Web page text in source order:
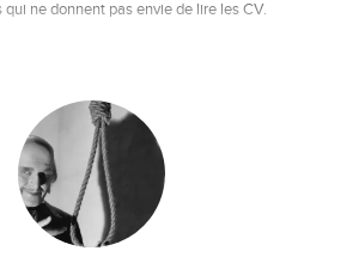
qui ne donnent pas envie de lire les CV.